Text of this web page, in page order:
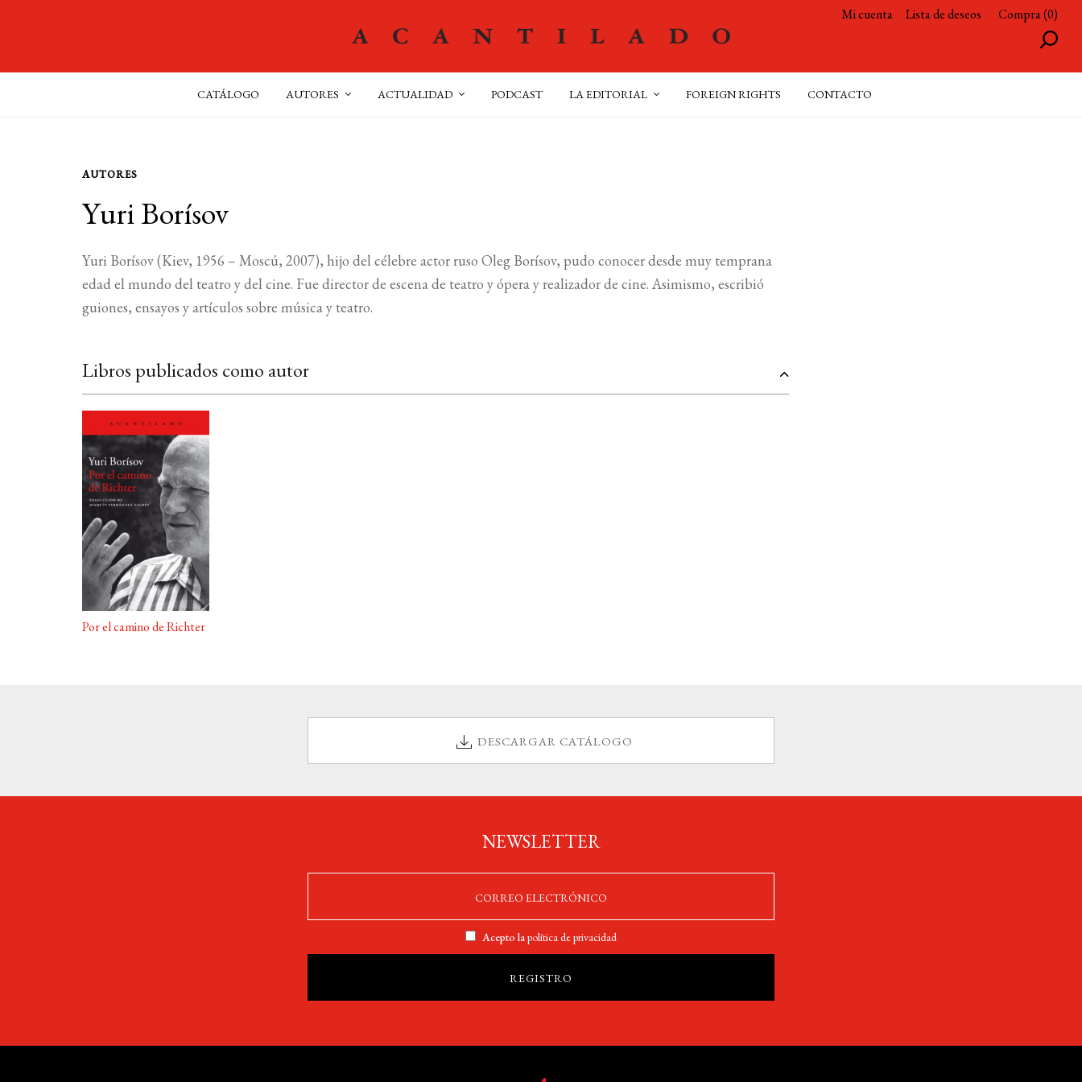
Mi cuenta Lista de deseos Compra (0)
CATÁLOGO AUTORES ACTUALIDAD PODCAST LA EDITORIAL FOREIGN RIGHTS CONTACTO
AUTORES
Yuri Borísov
Yuri Borísov (Kiev, 1956 – Moscú, 2007), hijo del célebre actor ruso Oleg Borísov, pudo conocer desde muy temprana
edad el mundo del teatro y del cine. Fue director de escena de teatro y ópera y realizador de cine. Asimismo, escribió
guiones, ensayos y artículos sobre música y teatro.
Libros publicados como autor
Por el camino de Richter
DESCARGAR CATÁLOGO
NEWSLETTER
Acepto lapolítica de privacidad